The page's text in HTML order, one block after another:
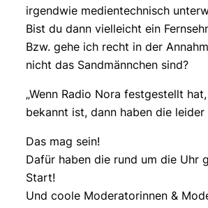
irgendwie medientechnisch
Bist du dann vielleicht ein
Bzw. gehe ich recht in der
nicht das Sandmännchen sind?
„Wenn Radio Nora festgestellt
bekannt ist, dann haben die leider
Das mag sein!
Dafür haben die rund um die Uhr
Start!
Und coole Moderatorinnen &